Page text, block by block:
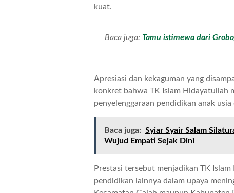
kuat.
Baca juga: Tamu istimewa dari
Apresiasi dan kekaguman yang
konkret bahwa TK Islam Hidayatullah
penyelenggaraan pendidikan anak usia
Baca juga: Syiar Syair Salam
Wujud Empati Sejak Dini
Prestasi tersebut menjadikan TK
pendidikan lainnya dalam upaya